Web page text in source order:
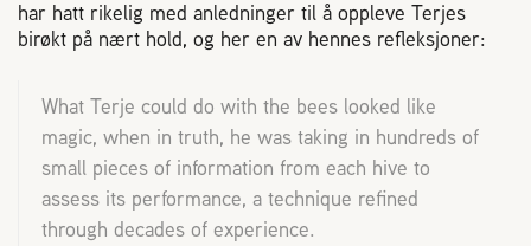
Dampsagveien 14
TEL 63 94 20 80
post@norbi.no
har hatt rikelig med anledninger til å oppleve Terjes
birøkt på nært hold, og her en av hennes refleksjoner:
What Terje could do with the bees looked like
magic, when in truth, he was taking in hundreds of
small pieces of information from each hive to
assess its performance, a technique refined
through decades of experience.